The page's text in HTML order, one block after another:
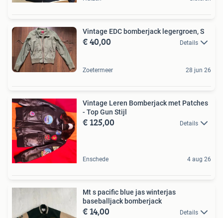
Vintage EDC bomberjack legergroen, S
€ 40,00 Details
Zoetermeer 28 jun 26
Vintage Leren Bomberjack met Patches
- Top Gun Stijl
€ 125,00 Details
Enschede 4 aug 26
Mt s pacific blue jas winterjas
baseballjack bomberjack
€ 14,00 Details